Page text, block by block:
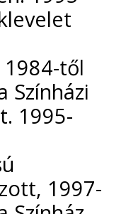
1984-től
Színházi
1995-
1997-